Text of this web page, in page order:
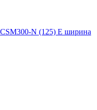
N (125) E ширина